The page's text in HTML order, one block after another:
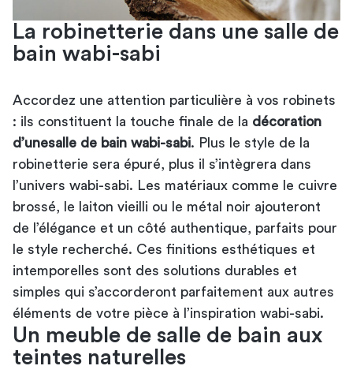
La robinetterie dans une salle de
bain wabi-sabi
Accordez une attention particulière à vos robinets
: ils constituent la touche finale de la décoration
d’unesalle de bain wabi-sabi. Plus le style de la
robinetterie sera épuré, plus il s’intègrera dans
l’univers wabi-sabi. Les matériaux comme le cuivre
brossé, le laiton vieilli ou le métal noir ajouteront
de l’élégance et un côté authentique, parfaits pour
le style recherché. Ces finitions esthétiques et
intemporelles sont des solutions durables et
simples qui s’accorderont parfaitement aux autres
éléments de votre pièce à l’inspiration wabi-sabi.
Un meuble de salle de bain aux
teintes naturelles